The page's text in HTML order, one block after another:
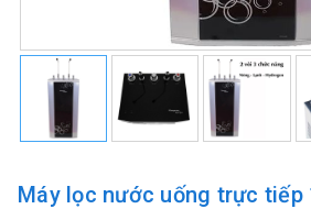
Máy lọc nước uống trực tiếp